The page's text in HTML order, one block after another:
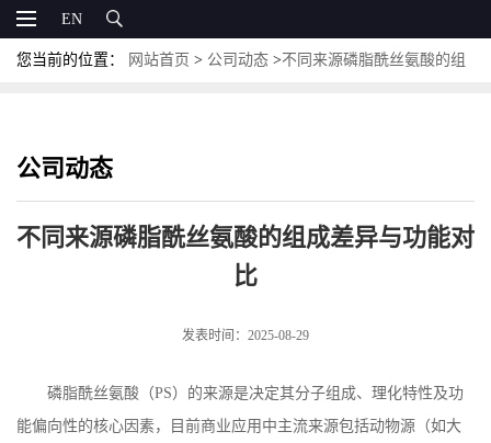
EN
您当前的位置： 网站首页 > 公司动态 >不同来源磷脂酰丝氨酸的组
公司动态
不同来源磷脂酰丝氨酸的组成差异与功能对
比
发表时间：2025-08-29
磷脂酰丝氨酸（PS）的来源是决定其分子组成、理化特性及功
能偏向性的核心因素，目前商业应用中主流来源包括动物源（如大